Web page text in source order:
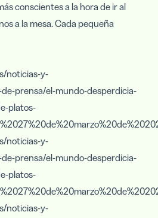
conscientes a la hora de ir al
a la mesa. Cada pequeña
noticias-y-
prensa/el-mundo-desperdicia-
platos-
noticias-y-
prensa/el-mundo-desperdicia-
platos-
noticias-y-